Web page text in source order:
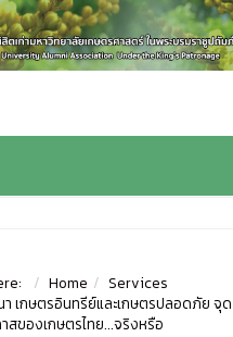
Home
Services
เกษตรอินทรีย์และเกษตรปลอดภัย จุด
สของเกษตรไทย...จริงหรือ